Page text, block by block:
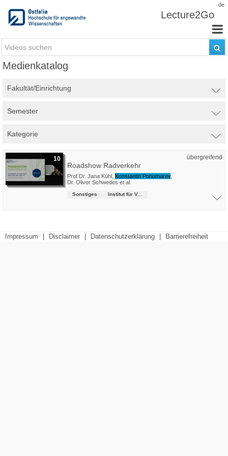
de
Lecture2Go
Medienkatalog
Fakultät/Einrichtung
Semester
Kategorie
10 übergreifend
Roadshow Radverkehr
Prof.Dr. Jana Kühl Konstantin Ponomarev,
Dr. Oliver Schwedes et al.
Sonstiges Institut für Verkehrsmanagement
Impressum Disclaimer Datenschutzerklärung Barrierefreiheit